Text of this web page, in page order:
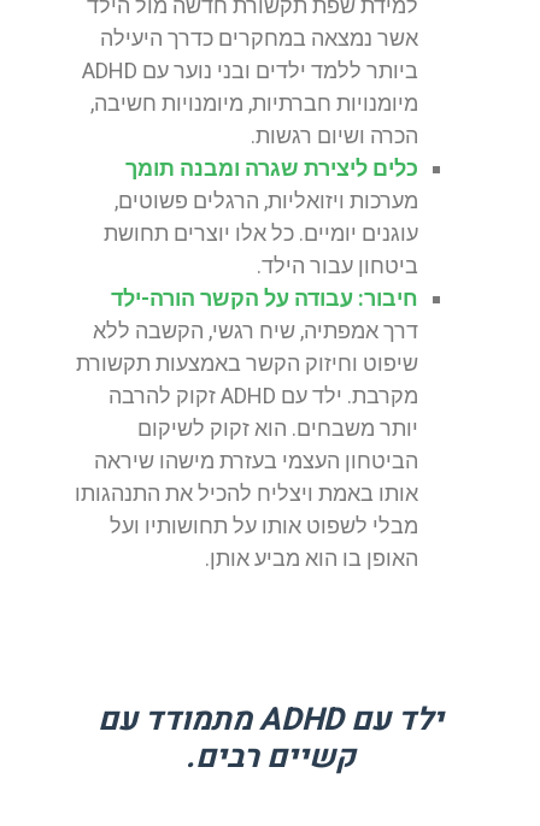
למידת שפת תקשורת חדשה מול הילד
אשר נמצאה במחקרים כדרך היעילה
ביותר ללמד ילדים ובני נוער עם ADHD
מיומנויות חברתיות, מיומנויות חשיבה,
הכרה ושיום רגשות.
כלים ליצירת שגרה ומבנה תומך
מערכות ויזואליות, הרגלים פשוטים,
עוגנים יומיים. כל אלו יוצרים תחושת
ביטחון עבור הילד.
חיבור: עבודה על הקשר הורה-ילד
דרך אמפתיה, שיח רגשי, הקשבה ללא
שיפוט וחיזוק הקשר באמצעות תקשורת
מקרבת. ילד עם ADHD זקוק להרבה
יותר משבחים. הוא זקוק לשיקום
הביטחון העצמי בעזרת מישהו שיראה
אותו באמת ויצליח להכיל את התנהגותו
מבלי לשפוט אותו על תחושותיו ועל
האופן בו הוא מביע אותן.
ילד עם ADHD מתמודד עם
קשיים רבים.